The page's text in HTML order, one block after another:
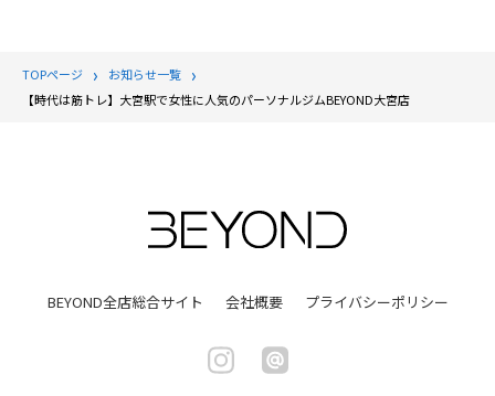
TOPページ
お知らせ一覧
【時代は筋トレ】大宮駅で女性に人気のパーソナルジムBEYOND大宮店
BEYOND全店総合サイト 会社概要 プライバシーポリシー